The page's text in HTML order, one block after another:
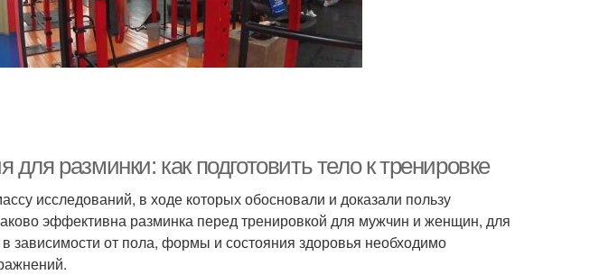
разминки: как подготовить тело к тренировке
исследований, в ходе которых обосновали и доказали пользу
эффективна разминка перед тренировкой для мужчин и женщин, для
зависимости от пола, формы и состояния здоровья необходимо